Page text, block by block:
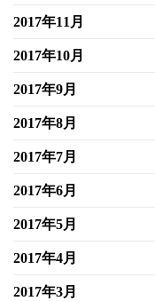
2017年11月
2017年10月
2017年9月
2017年8月
2017年7月
2017年6月
2017年5月
2017年4月
2017年3月